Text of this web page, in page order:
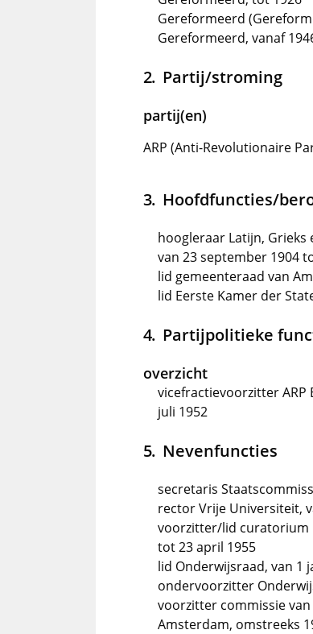
Gereformeerd
Gereformeerd, vanaf
Partij/stroming
partij(en)
ARP (Anti-Revolutionaire
Hoofdfuncties/
hoogleraar Latijn, Grieks
van 23 september 1904
lid gemeenteraad van
lid Eerste Kamer der
Partijpolitieke
overzicht
vicefractievoorzitter ARP
juli 1952
Nevenfuncties
secretaris
rector Vrije Universiteit,
voorzitter/lid curatorium
tot 23 april 1955
lid Onderwijsraad, van 1
ondervoorzitter
voorzitter commissie
Amsterdam, omstreeks